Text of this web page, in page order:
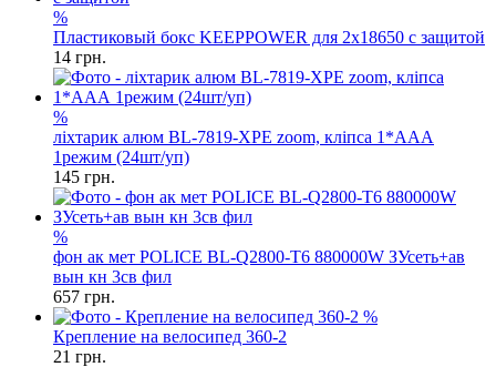
%
Пластиковый бокс KEEPPOWER для 2x18650 с защитой
14 грн.
%
ліхтарик алюм BL-7819-XPE zoom, кліпса 1*ААА
1режим (24шт/уп)
145 грн.
%
фон ак мет POLICE BL-Q2800-T6 880000W ЗУсеть+ав
вын кн 3св фил
657 грн.
%
Крепление на велосипед 360-2
21 грн.